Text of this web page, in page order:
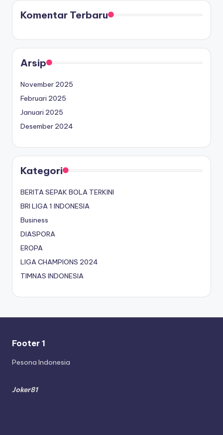
Komentar Terbaru
Arsip
November 2025
Februari 2025
Januari 2025
Desember 2024
Kategori
BERITA SEPAK BOLA TERKINI
BRI LIGA 1 INDONESIA
Business
DIASPORA
EROPA
LIGA CHAMPIONS 2024
TIMNAS INDONESIA
Footer 1
Pesona Indonesia
Joker81